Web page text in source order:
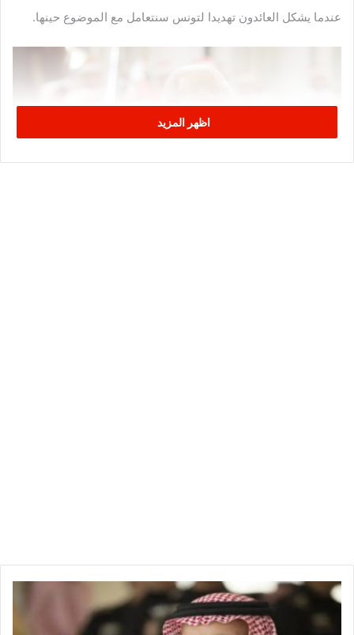
عندما يشكل العائدون تهديدا لتونس سنتعامل مع الموضوع حينها.
اظهر المزيد
ا
ل